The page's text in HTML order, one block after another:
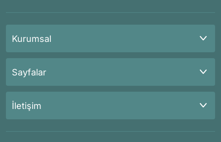
Kurumsal
Sayfalar
İletişim